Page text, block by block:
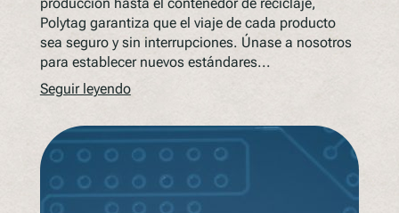
Polytag garantiza que el viaje de cada producto
sea seguro y sin interrupciones. Únase a nosotros
para establecer nuevos estándares...
Seguir leyendo